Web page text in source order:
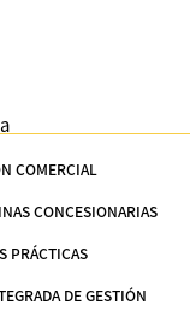
COMERCIAL
CONCESIONARIAS
PRÁCTICAS
DE GESTIÓN